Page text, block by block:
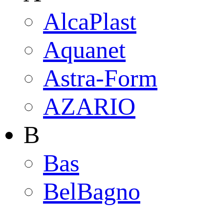
AlcaPlast
Aquanet
Astra-Form
AZARIO
B
Bas
BelBagno